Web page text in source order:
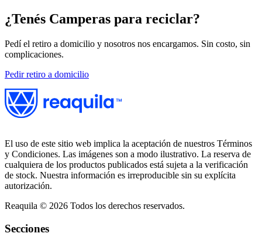
¿Tenés Camperas para reciclar?
Pedí el retiro a domicilio y nosotros nos encargamos. Sin costo, sin
complicaciones.
Pedir retiro a domicilio
El uso de este sitio web implica la aceptación de nuestros Términos
y Condiciones. Las imágenes son a modo ilustrativo. La reserva de
cualquiera de los productos publicados está sujeta a la verificación
de stock. Nuestra información es irreproducible sin su explícita
autorización.
Reaquila © 2026 Todos los derechos reservados.
Secciones